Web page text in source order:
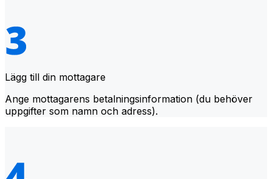
Lägg till din mottagare
Ange mottagarens betalningsinformation (du behöver
uppgifter som namn och adress).